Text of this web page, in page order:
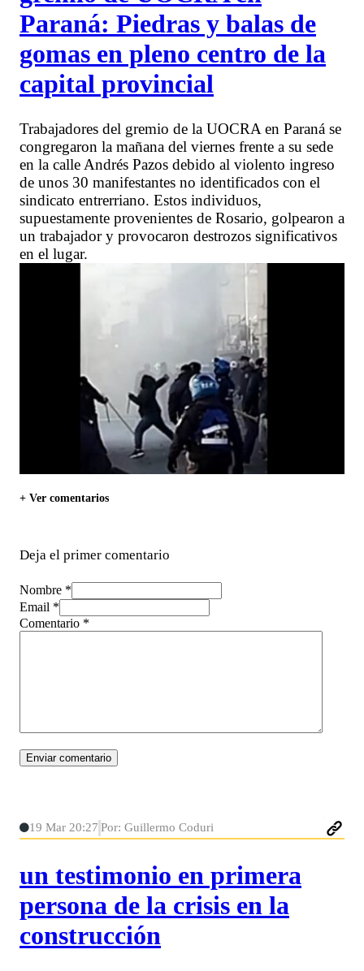
Paraná: Piedras y balas de
gomas en pleno centro de la
capital provincial
Trabajadores del gremio de la UOCRA en Paraná se
congregaron la mañana del viernes frente a su sede
en la calle Andrés Pazos debido al violento ingreso
de unos 30 manifestantes no identificados con el
sindicato entrerriano. Estos individuos,
supuestamente provenientes de Rosario, golpearon a
un trabajador y provocaron destrozos significativos
en el lugar.
+ Ver comentarios
Deja el primer comentario
Nombre *
Email *
Comentario *
19 Mar 20:27 Por: Guillermo Coduri
un testimonio en primera
persona de la crisis en la
construcción